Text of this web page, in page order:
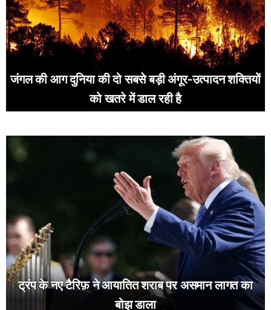
जंगल की आग दुनिया की दो सबसे बड़ी अंगूर-उत्पादन शक्तियों
को खतरे में डाल रही है
ट्रंप के नए टैरिफ़ ने आयातित शराब पर असमान लागत का
बोझ डाला